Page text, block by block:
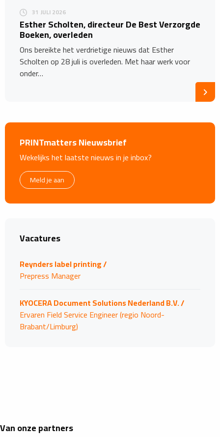
31 JULI 2026
Esther Scholten, directeur De Best Verzorgde
Boeken, overleden
Ons bereikte het verdrietige nieuws dat Esther
Scholten op 28 juli is overleden. Met haar werk voor
onder…
PRINTmatters Nieuwsbrief
Wekelijks het laatste nieuws in je inbox?
Meld je aan
Vacatures
Reynders label printing /
Prepress Manager
KYOCERA Document Solutions Nederland B.V. /
Ervaren Field Service Engineer (regio Noord-
Brabant/Limburg)
Van onze partners